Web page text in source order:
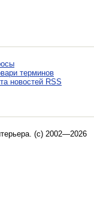
терминов
новостей RSS
. (c) 2002—2026